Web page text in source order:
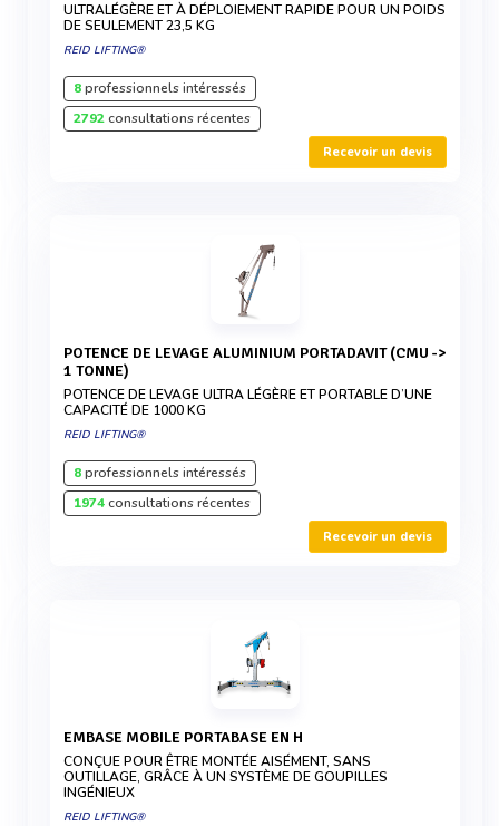
ULTRALÉGÈRE ET À DÉPLOIEMENT RAPIDE POUR UN POIDS
DE SEULEMENT 23,5 KG
REID LIFTING®
8professionnels intéressés
2792consultations récentes
Recevoir un devis
POTENCE DE LEVAGE ALUMINIUM PORTADAVIT (CMU ->
1 TONNE)
POTENCE DE LEVAGE ULTRA LÉGÈRE ET PORTABLE D’UNE
CAPACITÉ DE 1000 KG
REID LIFTING®
8professionnels intéressés
1974consultations récentes
Recevoir un devis
EMBASE MOBILE PORTABASE EN H
CONÇUE POUR ÊTRE MONTÉE AISÉMENT, SANS
OUTILLAGE, GRÂCE À UN SYSTÈME DE GOUPILLES
INGÉNIEUX
REID LIFTING®